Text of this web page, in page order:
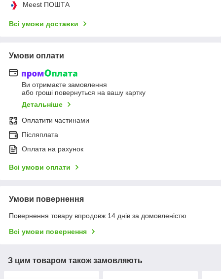
Meest ПОШТА
Всі умови доставки
Умови оплати
Ви отримаєте замовлення
або гроші повернуться на вашу картку
Детальніше
Оплатити частинами
Післяплата
Оплата на рахунок
Всі умови оплати
Умови повернення
Повернення товару впродовж 14 днів за домовленістю
Всі умови повернення
З цим товаром також замовляють